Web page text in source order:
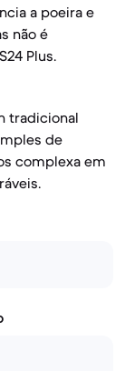
a poeira e
não é
Plus.
tradicional
de
complexa em